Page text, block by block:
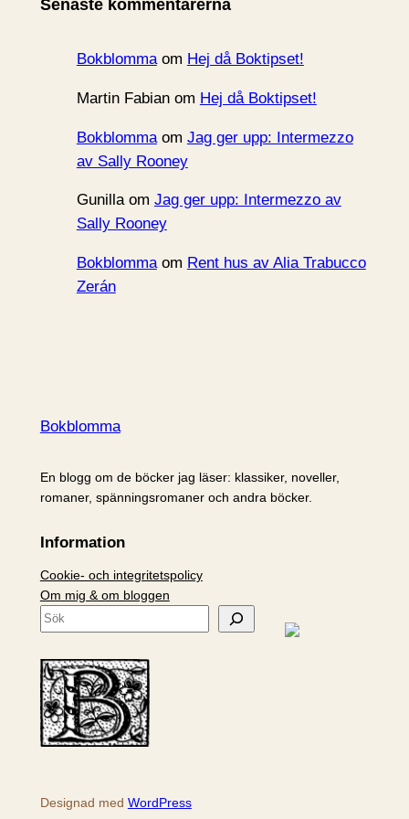
v
Senaste kommentarerna
Bokblommaom Hej då Boktipset!
Martin Fabianom Hej då Boktipset!
Bokblommaom Jag ger upp: Intermezzo
av Sally Rooney
Gunillaom Jag ger upp: Intermezzo av
Sally Rooney
Bokblommaom Rent hus av Alia Trabucco
Zerán
Bokblomma
En blogg om de böcker jag läser: klassiker, noveller,
romaner, spänningsromaner och andra böcker.
Information
Cookie- och integritetspolicy
Om mig & om bloggen
S
k
Designad med WordPress